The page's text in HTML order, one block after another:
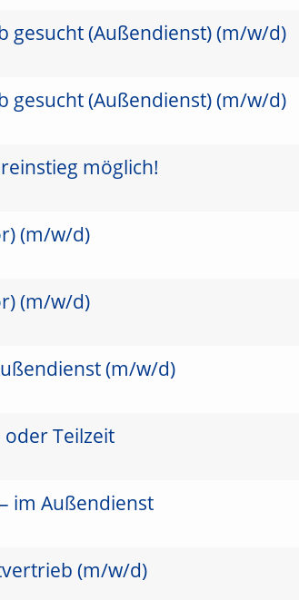
(Außendienst) (m/w/d)
(Außendienst) (m/w/d)
möglich!
(m/w/d)
(m/w/d)
(m/w/d)
Teilzeit
im Außendienst
(m/w/d)